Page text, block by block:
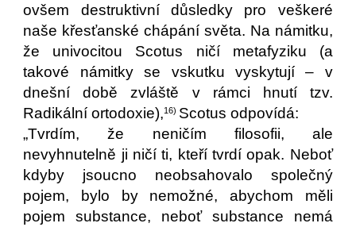
ovšem destruktivní důsledky pro veškeré
naše křesťanské chápání světa. Na námitku,
že univocitou Scotus ničí metafyziku (a
takové námitky se vskutku vyskytují – v
dnešní době zvláště v rámci hnutí tzv.
Radikální ortodoxie),16) Scotus odpovídá:
„Tvrdím, že neničím filosofii, ale
nevyhnutelně ji ničí ti, kteří tvrdí opak. Neboť
kdyby jsoucno neobsahovalo společný
pojem, bylo by nemožné, abychom měli
pojem substance, neboť substance nemá